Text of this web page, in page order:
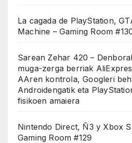
La cagada de PlayStation,
Machine – Gaming Room
Sarean Zehar 420 –
muga-zerga berriak
AAren kontrola, Googleri
Androidengatik eta
fisikoen amaiera
Nintendo Direct, Ñ3 y Xbox
Gaming Room #129